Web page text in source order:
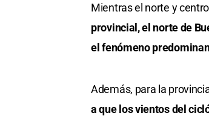
Mientras el norte y
provincial, el norte de
el fenómeno
Además, para la
a que los vientos del